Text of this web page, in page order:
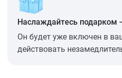
Наслаждайтесь подарком
Он будет уже включен в
действовать